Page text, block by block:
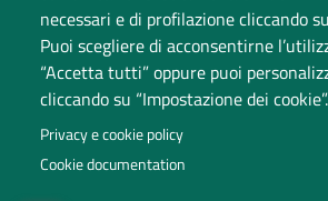
necessari e di profilazione cliccando
Puoi scegliere di acconsentirne
“Accetta tutti” oppure puoi
cliccando su “Impostazione dei cookie”.
Privacy e cookie policy
Cookie documentation
Università degli Studi dell'Insubria
Sede legale: via Ravasi 2, 21100